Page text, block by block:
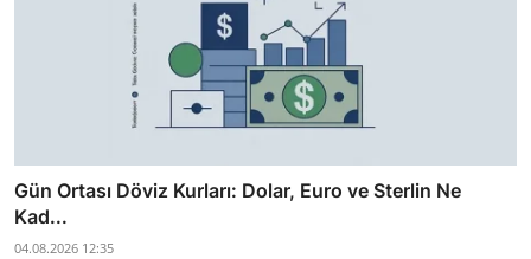
Gün Ortası Döviz Kurları: Dolar, Euro ve Sterlin Ne
Kad...
04.08.2026 12:35